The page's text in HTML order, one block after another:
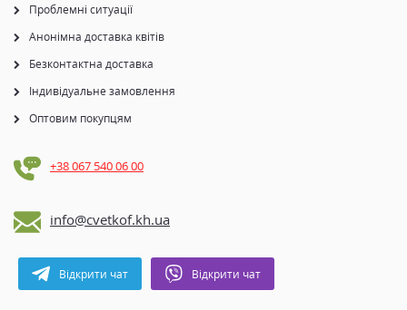
Проблемні ситуації
Анонімна доставка квітів
Безконтактна доставка
Індивідуальне замовлення
Оптовим покупцям
+38 067 540 06 00
info@cvetkof.kh.ua
Відкрити чат Відкрити чат